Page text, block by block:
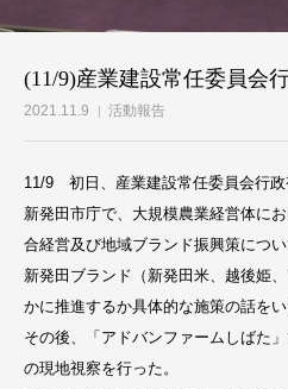
(11/9)産業建設常任委員会
2021.11.9 活動報告
11/9 初日、産業建設常任委員会行政
新発田市庁で、大規模農業経営体に
合経営及び地域ブランド振興策につい
新発田ブランド（新発田米、越後姫
かに推進するか具体的な施策の話をい
その後、「アドバンファームしばた
の現地視察を行った。